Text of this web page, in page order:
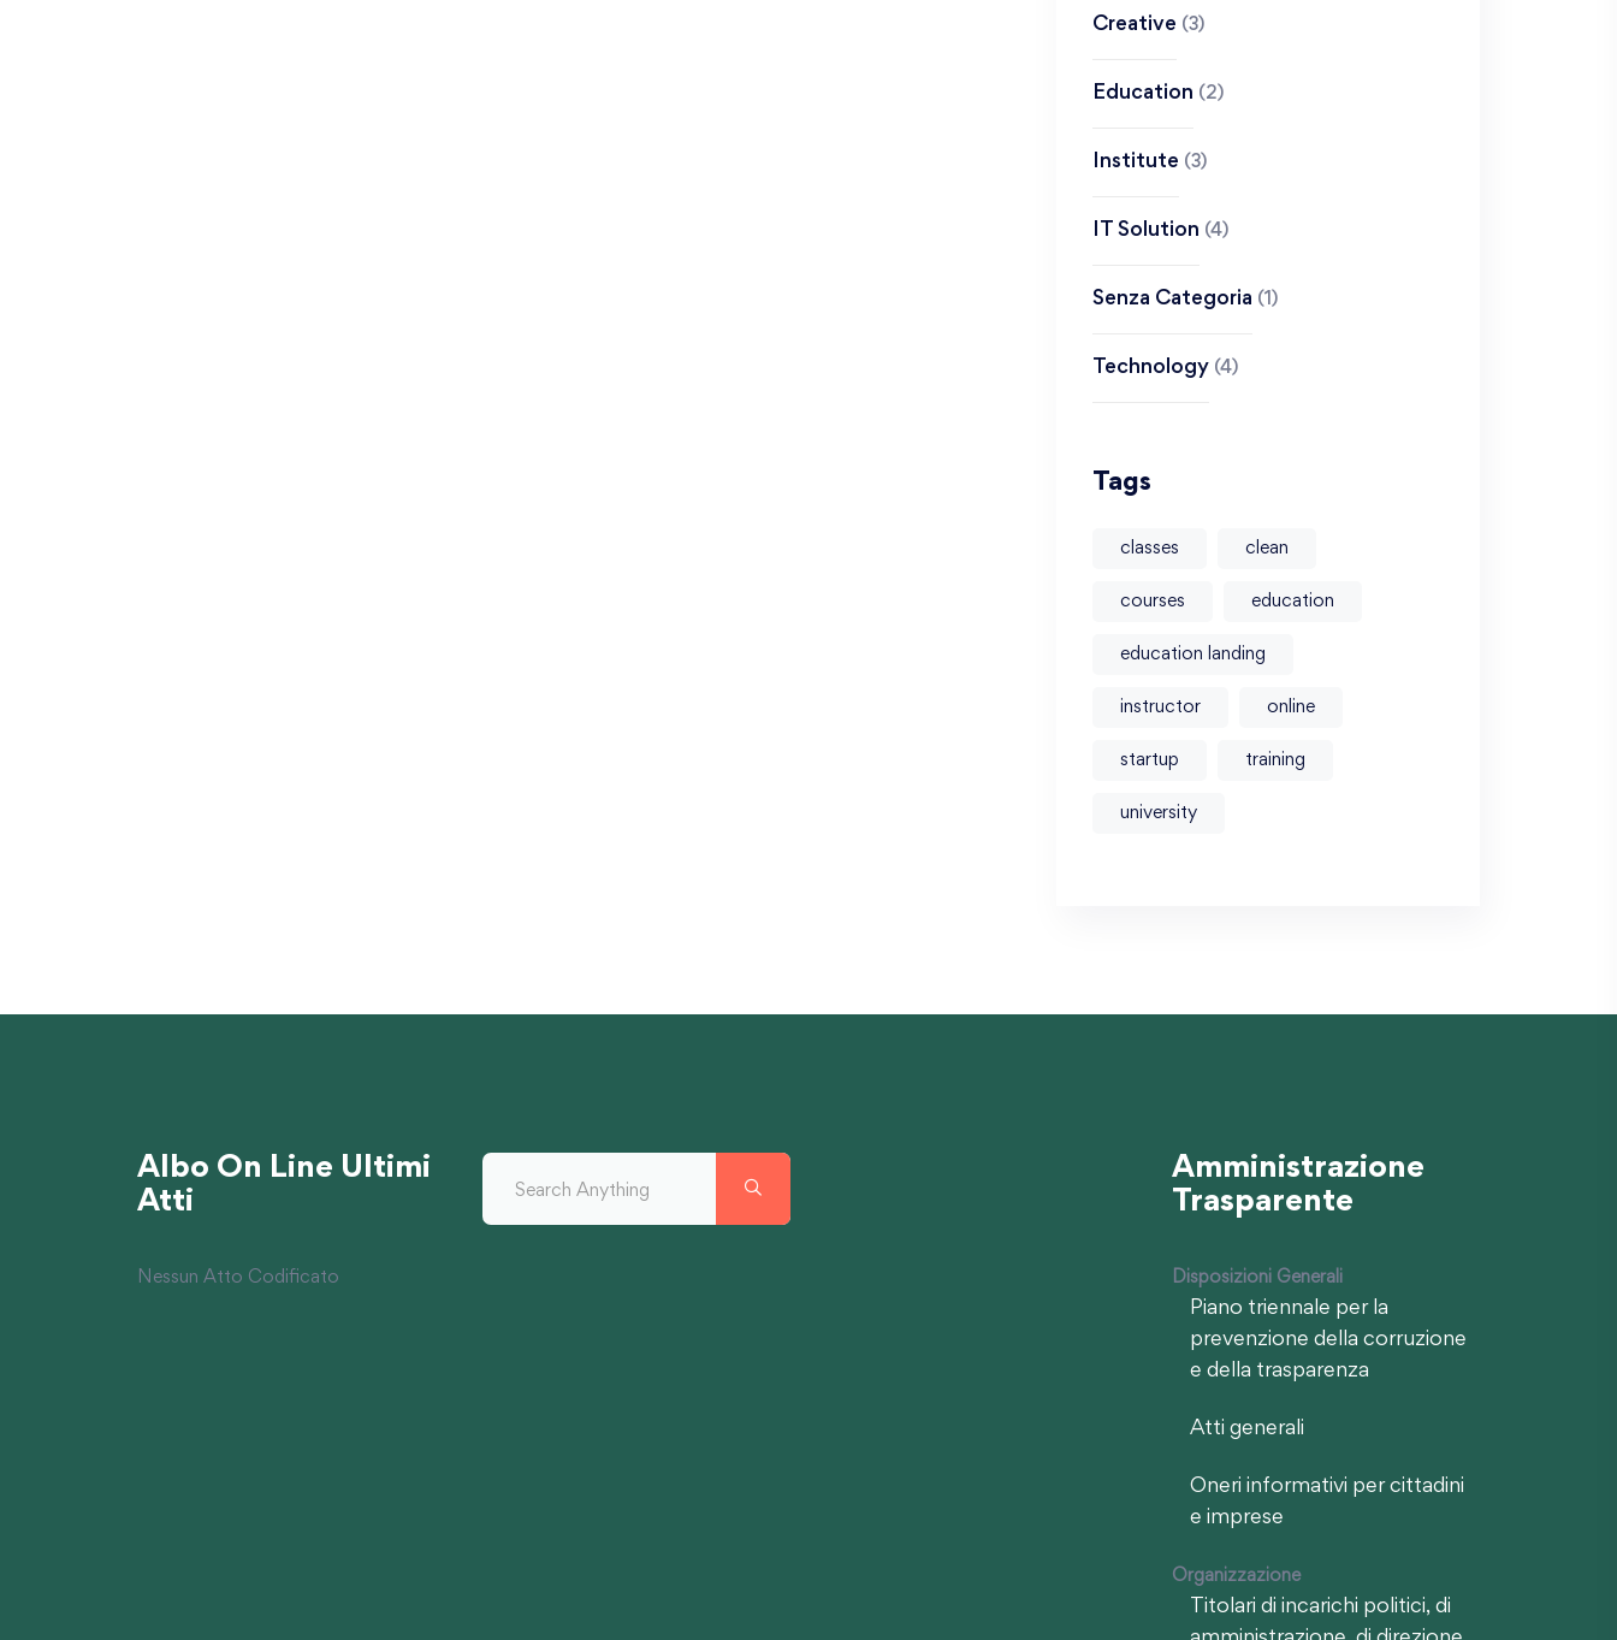
Creative (3)
Education (2)
Institute (3)
IT Solution (4)
Senza Categoria (1)
Technology (4)
Tags
classes clean
courses education
education landing
instructor online
startup training
university
Albo On Line Ultimi
Atti
Nessun Atto Codificato
Amministrazione
Trasparente
Disposizioni Generali
Piano triennale per la
prevenzione della corruzione
e della trasparenza
Atti generali
Oneri informativi per cittadini
e imprese
Organizzazione
Titolari di incarichi politici, di